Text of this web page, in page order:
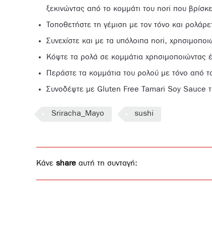
ξεκινώντας από το κομμάτι του nori που
Τοποθετήστε τη γέμιση με τον τόνο και
Συνεχίστε και με τα υπόλοιπα nori,
Κόψτε τα ρολά σε κομμάτια χρησιμοποιώντας
Περάστε τα κομμάτια του ρολού με τόνο από
Συνοδέψτε με Gluten Free Tamari Soy Sauce
Sriracha_Mayo sushi
Κάνε share αυτή τη συνταγή: